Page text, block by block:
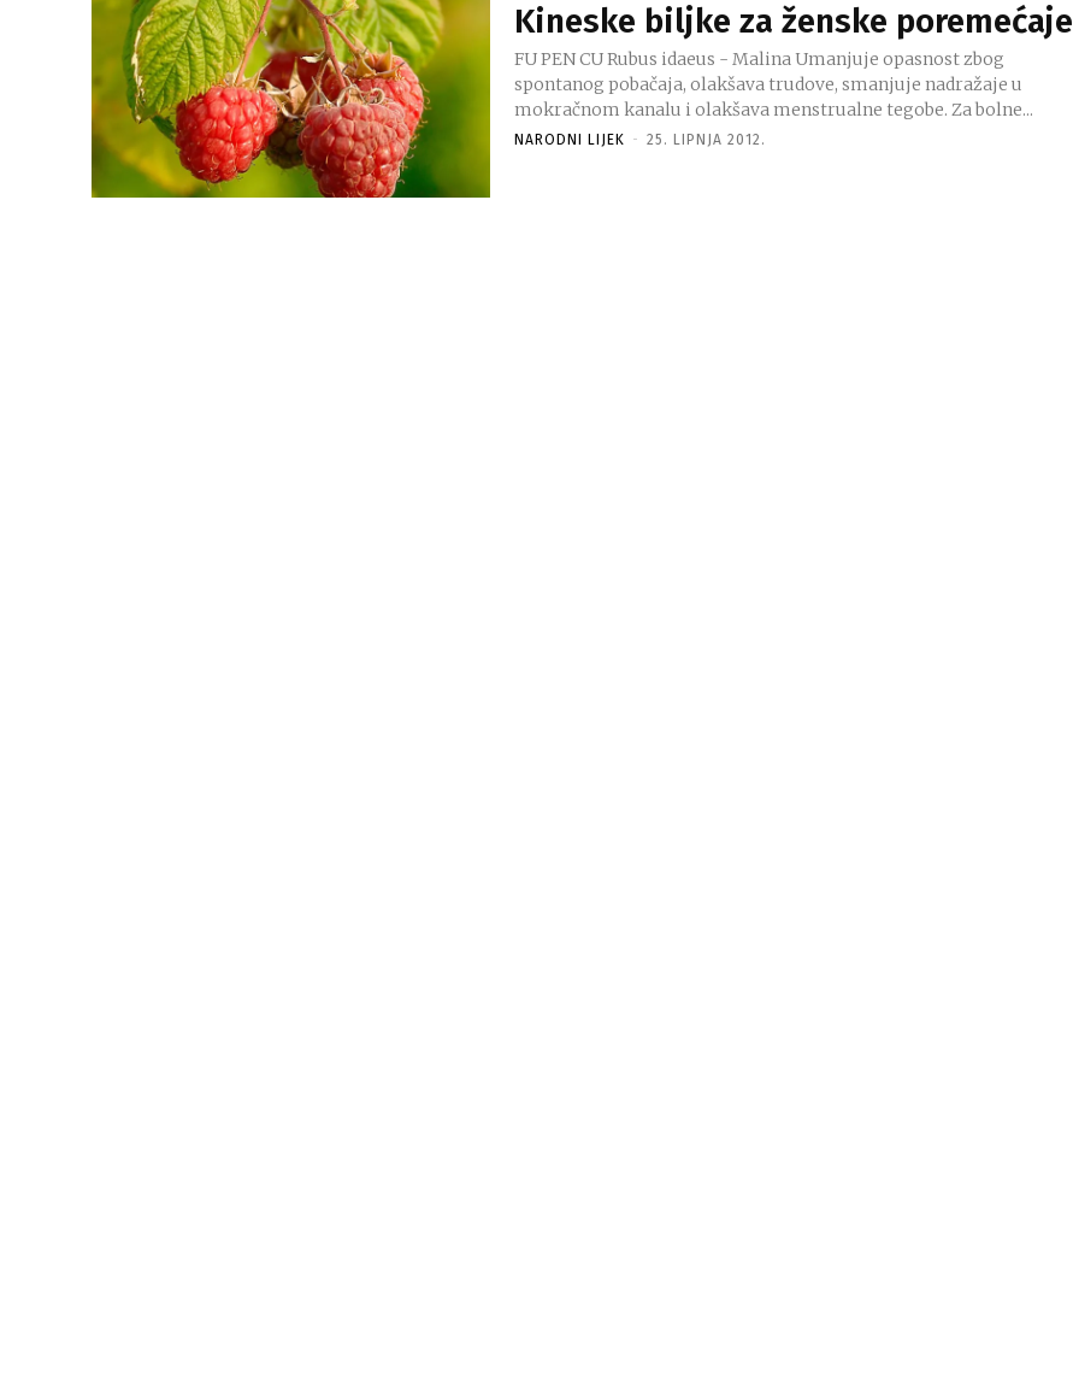
Kineske biljke za ženske poremećaje
FU PEN CU Rubus idaeus - Malina Umanjuje opasnost zbog
spontanog pobačaja, olakšava trudove, smanjuje nadražaje u
mokračnom kanalu i olakšava menstrualne tegobe. Za bolne...
NARODNI LIJEK - 25. LIPNJA 2012.